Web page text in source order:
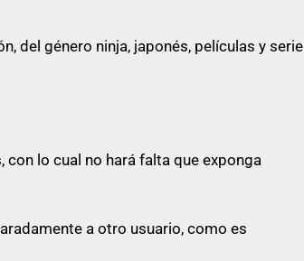
y sólo pasarlo por privado en el
con el mismo post.
de esa índole
del género ninja, japonés, películas y serie
lo cual no hará falta que exponga
a otro usuario, como es